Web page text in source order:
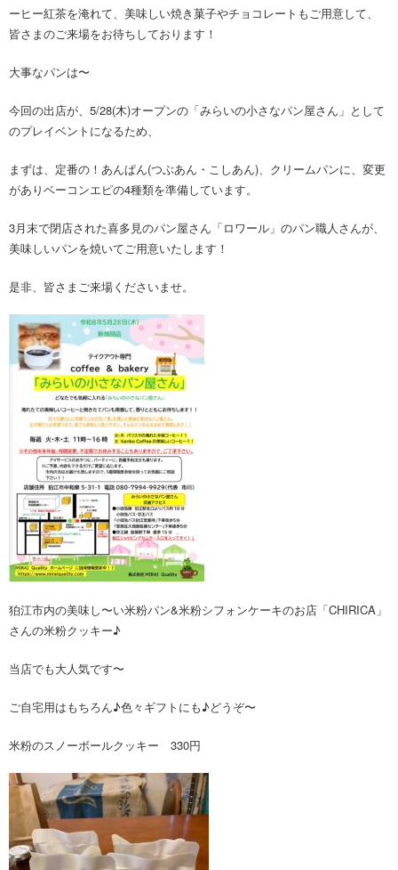
ーヒー紅茶を淹れて、美味しい焼き菓子やチョコレートもご用意して、
皆さまのご来場をお待ちしております！
大事なパンは〜
今回の出店が、5/28(木)オープンの「みらいの小さなパン屋さん」として
のプレイベントになるため、
まずは、定番の！あんぱん(つぶあん・こしあん)、クリームパンに、変更
がありベーコンエピの4種類を準備しています。
3月末で閉店された喜多見のパン屋さん「ロワール」のパン職人さんが、
美味しいパンを焼いてご用意いたします！
是非、皆さまご来場くださいませ。
狛江市内の美味し〜い米粉パン&米粉シフォンケーキのお店「CHIRICA」
さんの米粉クッキー♪
当店でも大人気です〜
ご自宅用はもちろん♪色々ギフトにも♪どうぞ〜
米粉のスノーボールクッキー 330円